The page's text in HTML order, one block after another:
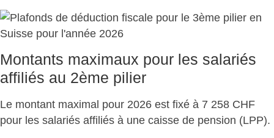
Montants maximaux pour les salariés
affiliés au 2ème pilier
Le montant maximal pour 2026 est fixé à 7 258 CHF
pour les salariés affiliés à une caisse de pension (LPP).